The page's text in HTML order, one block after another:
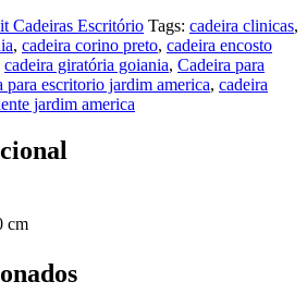
Cadeiras Escritório Tags: cadeira clinicas,
, cadeira corino preto, cadeira encosto
cadeira giratória goiania, Cadeira para
para escritorio jardim america, cadeira
jardim america
cm